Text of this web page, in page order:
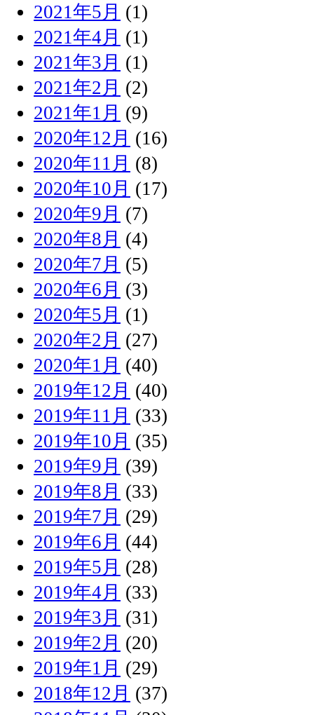
2021年5月 (1)
2021年4月 (1)
2021年3月 (1)
2021年2月 (2)
2021年1月 (9)
2020年12月 (16)
2020年11月 (8)
2020年10月 (17)
2020年9月 (7)
2020年8月 (4)
2020年7月 (5)
2020年6月 (3)
2020年5月 (1)
2020年2月 (27)
2020年1月 (40)
2019年12月 (40)
2019年11月 (33)
2019年10月 (35)
2019年9月 (39)
2019年8月 (33)
2019年7月 (29)
2019年6月 (44)
2019年5月 (28)
2019年4月 (33)
2019年3月 (31)
2019年2月 (20)
2019年1月 (29)
2018年12月 (37)